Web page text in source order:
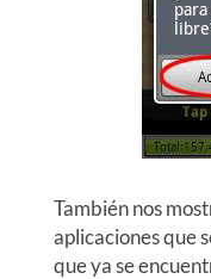
También nos
aplicaciones que
que ya se